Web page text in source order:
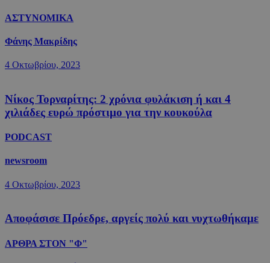
ΑΣΤΥΝΟΜΙΚΑ
Φάνης Μακρίδης
4 Οκτωβρίου, 2023
Νίκος Τορναρίτης: 2 χρόνια φυλάκιση ή και 4
χιλιάδες ευρώ πρόστιμο για την κουκούλα
PODCAST
newsroom
4 Οκτωβρίου, 2023
Αποφάσισε Πρόεδρε, αργείς πολύ και νυχτωθήκαμε
ΑΡΘΡΑ ΣΤΟΝ "Φ"